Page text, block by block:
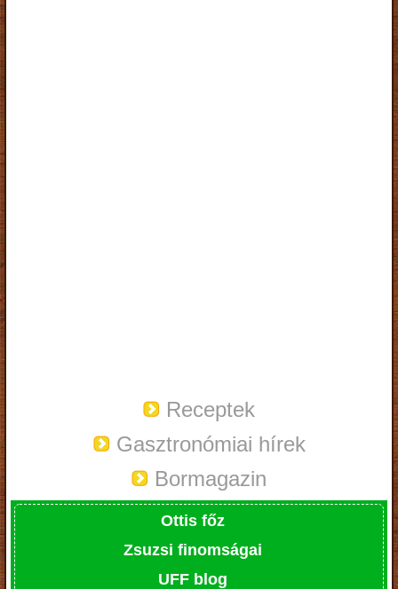
Receptek
Gasztronómiai hírek
Bormagazin
Ottis főz
Zsuzsi finomságai
UFF blog